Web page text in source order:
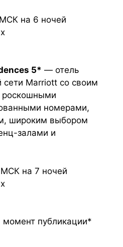
на 6 ночей
5* — отель
сети Marriott со своим
номерами,
широким выбором
залами и
на 7 ночей
публикации*